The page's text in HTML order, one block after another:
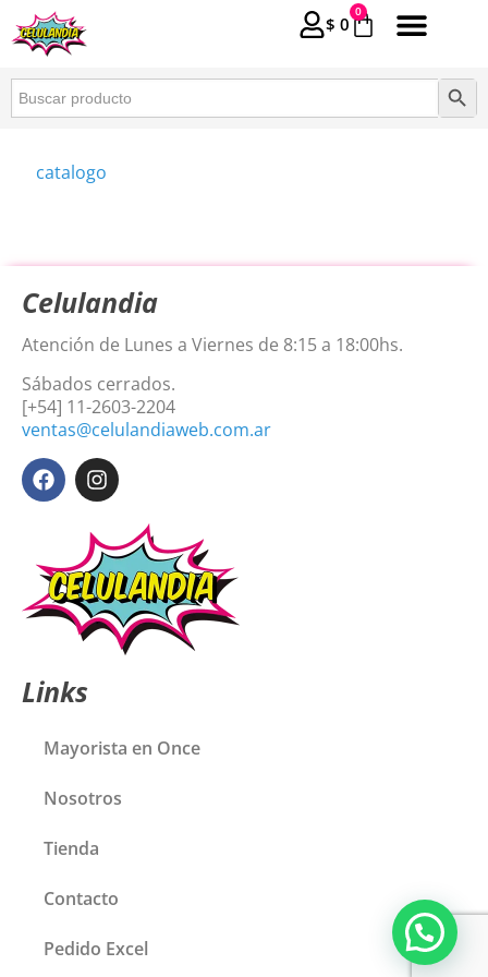
$ 0
0
Buscar: Botón
catalogo
Celulandia
Atención de Lunes a Viernes de 8:15 a 18:00hs.
Sábados cerrados.
[+54] 11-2603-2204
ventas@celulandiaweb.com.ar
Links
Mayorista en Once
Nosotros
Tienda
Contacto
Pedido Excel